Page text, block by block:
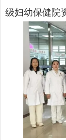
级妇幼保健院